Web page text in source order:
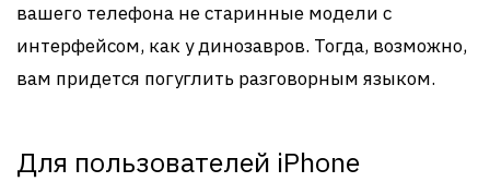
вашего телефона не старинные модели с
интерфейсом, как у динозавров. Тогда, возможно,
вам придется погуглить разговорным языком.
Для пользователей iPhone